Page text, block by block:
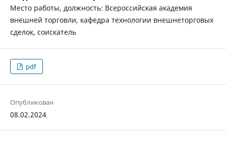
Место работы, должность: Всероссийская академия
внешней торговли, кафедра технологии внешнеторговых
сделок, соискатель
pdf
Опубликован
08.02.2024